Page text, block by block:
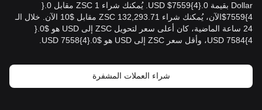
4}7559$الآن، يُمكنك شراء 132,293.71 ZSC مقابل $10 الآن. خلال الـ
4}7584 USD، وأقل سعر ZSC إلى USD هو $0.{​4}7558 USD.
شراء العملات المشفرة